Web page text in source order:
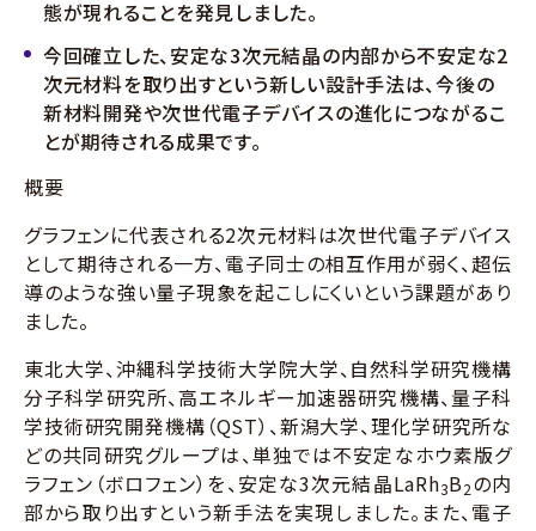
態が現れることを発見しました。
今回確立した、安定な3次元結晶の内部から不安定な2
次元材料を取り出すという新しい設計手法は、今後の
新材料開発や次世代電子デバイスの進化につながるこ
とが期待される成果です。
概要
グラフェンに代表される2次元材料は次世代電子デバイス
として期待される一方、電子同士の相互作用が弱く、超伝
導のような強い量子現象を起こしにくいという課題があり
ました。
東北大学、沖縄科学技術大学院大学、自然科学研究機構
分子科学研究所、高エネルギー加速器研究機構、量子科
学技術研究開発機構（QST）、新潟大学、理化学研究所な
どの共同研究グループは、単独では不安定なホウ素版グ
ラフェン（ボロフェン）を、安定な3次元結晶LaRh3B2の内
部から取り出すという新手法を実現しました。また、電子